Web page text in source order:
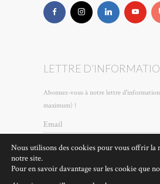
LETTRE
Abonnez-vous à notre lettre
maximum) !
Email
En continuant, vous acceptez la
confidentialité
Nous utilisons des cookies pour vous offrir la
notre site.
Pour en savoir davantage sur les cookie que